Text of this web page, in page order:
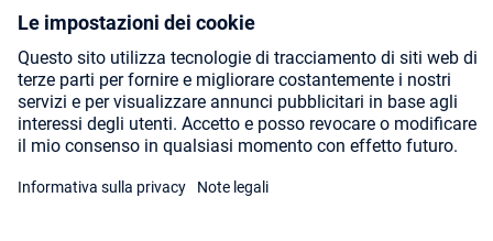
Payment Methods
Shipping